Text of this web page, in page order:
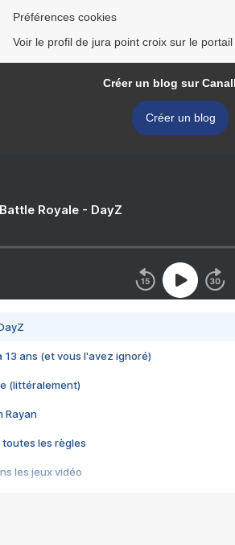
Préférences cookies
Voir le profil de jura point croix sur le
Créer un blog sur
Créer un blog
Royale - DayZ
13 ans (et vous l'avez ignoré)
(littéralement)
Rayan
toutes les règles
les jeux vidéo